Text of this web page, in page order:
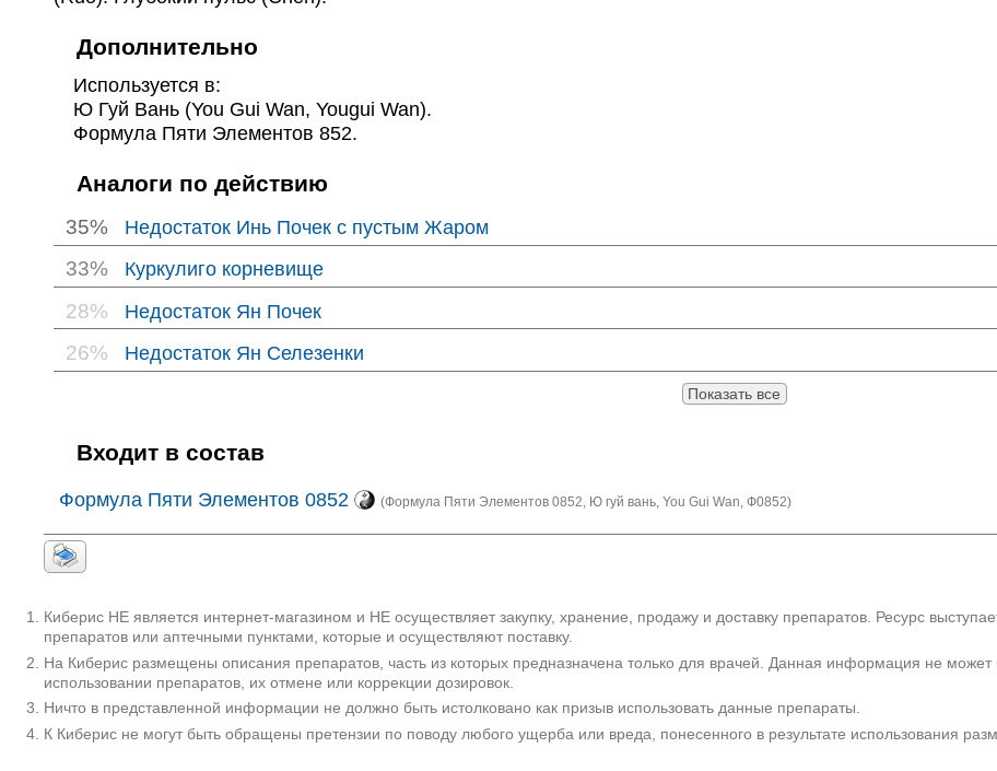
Дополнительно
Используется в:
Ю Гуй Вань (You Gui Wan, Yougui Wan).
Формула Пяти Элементов 852.
Аналоги по действию
35% Недостаток Инь Почек с пустым Жаром
33% Куркулиго корневище
28% Недостаток Ян Почек
26% Недостаток Ян Селезенки
Показать все
Входит в состав
Формула Пяти Элементов 0852 (Формула Пяти Элементов 0852, Ю гуй вань, You Gui Wan, Ф0852)
Киберис НЕ является интернет-магазином и НЕ осуществляет закупку, хранение, продажу и доставку препаратов. Ресурс
препаратов или аптечными пунктами, которые и осуществляют поставку.
На Киберис размещены описания препаратов, часть из которых предназначена только для врачей. Данная информация не
использовании препаратов, их отмене или коррекции дозировок.
Ничто в представленной информации не должно быть истолковано как призыв использовать данные препараты.
К Киберис не могут быть обращены претензии по поводу любого ущерба или вреда, понесенного в результате использования